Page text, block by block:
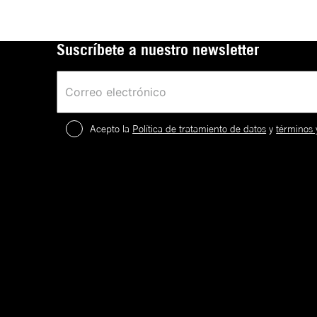
Suscríbete a nuestro newsletter
Acepto la Política de tratamiento de datos ytérminos